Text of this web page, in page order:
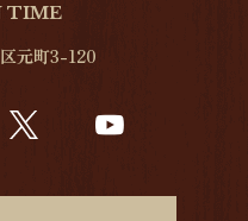
TIME
元町3-120